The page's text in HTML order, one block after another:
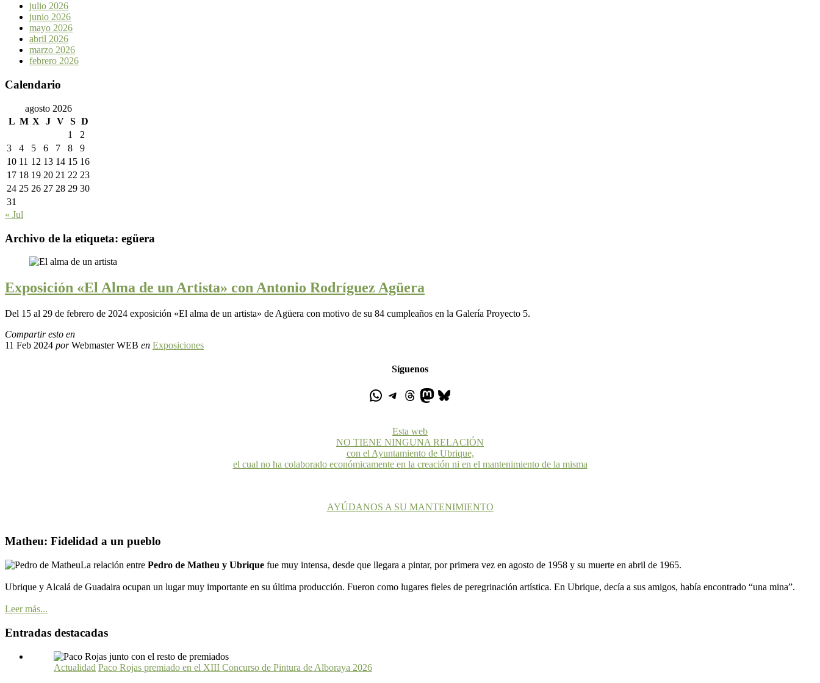
julio 2026
junio 2026
mayo 2026
abril 2026
marzo 2026
febrero 2026
Calendario
agosto 2026
L M X J V S D
1
2
3
4 5 6 7 8
9
10 11 12 13 14 15 16
17 18 19 20 21 22 23
24 25 26 27 28 29 30
31
« Jul
Archivo de la etiqueta: egüera
Exposición «El Alma de un Artista» con Antonio Rodríguez Agüera
Del 15 al 29 de febrero de 2024 exposición «El alma de un artista» de Agüera con motivo de su 84 cumpleaños en la Galería Proyecto 5.
Compartir esto en
11 Feb 2024 porWebmaster WEB en Exposiciones
Síguenos
Esta web
NO TIENE NINGUNA RELACIÓN
con el Ayuntamiento de Ubrique,
el cual no ha colaborado económicamente en la creación ni en el mantenimiento de la misma
AYÚDANOS A SU MANTENIMIENTO
Matheu: Fidelidad a un pueblo
La relación entre Pedro de Matheu y Ubrique fue muy intensa, desde que llegara a pintar, por primera vez en agosto de 1958 y su muerte en abril de 1965.
Ubrique y Alcalá de Guadaira ocupan un lugar muy importante en su última producción. Fueron como lugares fieles de peregrinación artística. En Ubrique, decía a sus amigos, había encontrado “una mina”.
Leer más...
Entradas destacadas
Actualidad Paco Rojas premiado en el XIII Concurso de Pintura de Alboraya 2026